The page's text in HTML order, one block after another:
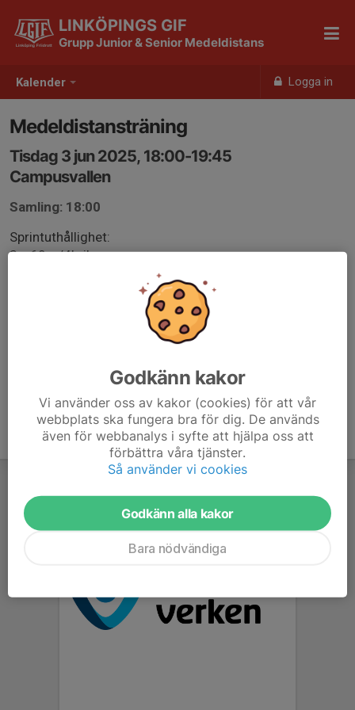
Kalender Logga in
LINKÖPINGS GIF
Grupp Junior & Senior Medeldistans
Medeldistansträning
Tisdag 3 jun 2025, 18:00-19:45
Campusvallen
Samling: 18:00
Sprintuthållighet:
3 x 60m/4’ vila
150-150-120-100/5’ vila
Godkänn kakor
Vi använder oss av kakor (cookies) för att vår
webbplats ska fungera bra för dig. De används
även för webbanalys i syfte att hjälpa oss att
förbättra våra tjänster.
Så använder vi cookies
Godkänn alla kakor
Bara nödvändiga